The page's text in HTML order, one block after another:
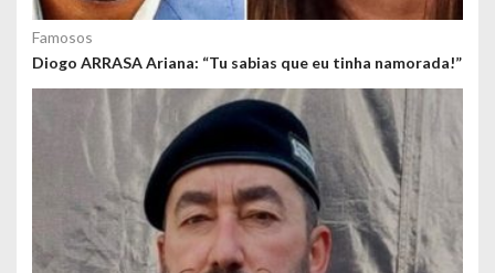
Famosos
Diogo ARRASA Ariana: “Tu sabias que eu tinha namorada!”